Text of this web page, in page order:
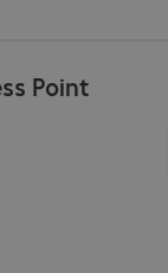
Point